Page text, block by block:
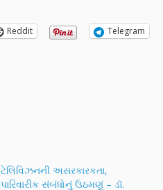
Reddit
Telegram
ટેલિવિઝનની અસરકારકતા,
પારિવારીક સંબંધોનું ઉઠમણું – ડૉ.